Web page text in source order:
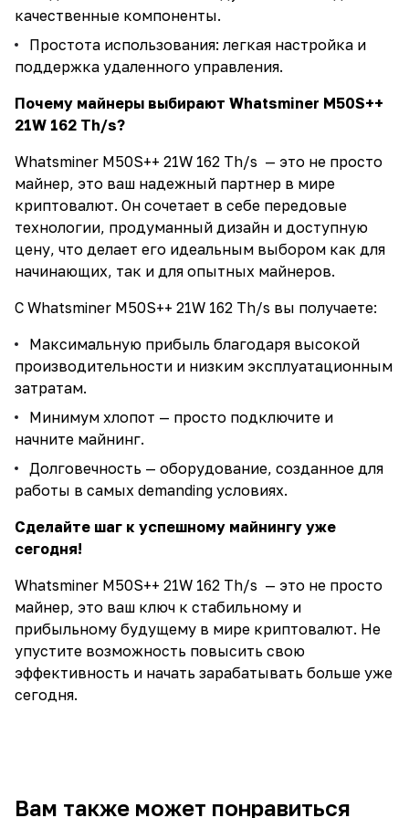
качественные компоненты.
Простота использования: легкая настройка и
поддержка удаленного управления.
Почему майнеры выбирают Whatsminer M50S++
21W 162 Th/s?
Whatsminer M50S++ 21W 162 Th/s — это не просто
майнер, это ваш надежный партнер в мире
криптовалют. Он сочетает в себе передовые
технологии, продуманный дизайн и доступную
цену, что делает его идеальным выбором как для
начинающих, так и для опытных майнеров.
С Whatsminer M50S++ 21W 162 Th/s вы получаете:
Максимальную прибыль благодаря высокой
производительности и низким эксплуатационным
затратам.
Минимум хлопот — просто подключите и
начните майнинг.
Долговечность — оборудование, созданное для
работы в самых demanding условиях.
Сделайте шаг к успешному майнингу уже
сегодня!
Whatsminer M50S++ 21W 162 Th/s — это не просто
майнер, это ваш ключ к стабильному и
прибыльному будущему в мире криптовалют. Не
упустите возможность повысить свою
эффективность и начать зарабатывать больше уже
сегодня.
Вам также может понравиться